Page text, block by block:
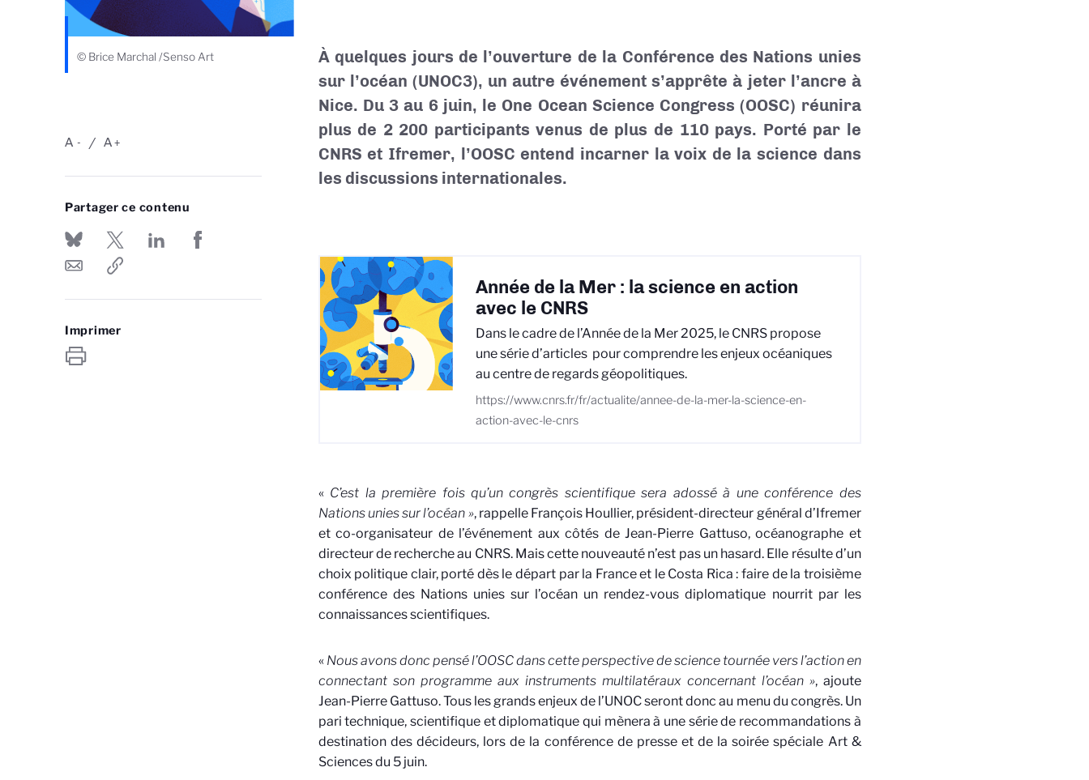
© Brice Marchal /Senso Art
-
A +
A
Partager ce contenu
Imprimer
À quelques jours de l’ouverture de la Conférence des Nations unies
sur l’océan (UNOC3), un autre événement s’apprête à jeter l’ancre à
Nice. Du 3 au 6 juin, le One Ocean Science Congress (OOSC) réunira
plus de 2 200 participants venus de plus de 110 pays. Porté par le
CNRS et Ifremer, l’OOSC entend incarner la voix de la science dans
les discussions internationales.
Année de la Mer : la science en action
avec le CNRS
Dans le cadre de l’Année de la Mer 2025, le CNRS propose
une série d’articles pour comprendre les enjeux océaniques
au centre de regards géopolitiques.
https://www.cnrs.fr/fr/actualite/annee-de-la-mer-la-science-en-
action-avec-le-cnrs
« C’est la première fois qu’un congrès scientifique sera adossé à une conférence des
Nations unies sur l’océan », rappelle François Houllier, président-directeur général d’Ifremer
et co-organisateur de l’événement aux côtés de Jean-Pierre Gattuso, océanographe et
directeur de recherche au CNRS. Mais cette nouveauté n’est pas un hasard. Elle résulte d’un
choix politique clair, porté dès le départ par la France et le Costa Rica : faire de la troisième
conférence des Nations unies sur l’océan un rendez-vous diplomatique nourrit par les
connaissances scientifiques.
« Nous avons donc pensé l’OOSC dans cette perspective de science tournée vers l’action en
connectant son programme aux instruments multilatéraux concernant l’océan », ajoute
Jean-Pierre Gattuso. Tous les grands enjeux de l’UNOC seront donc au menu du congrès. Un
pari technique, scientifique et diplomatique qui mènera à une série de recommandations à
destination des décideurs, lors de la conférence de presse et de la soirée spéciale Art &
Sciences du 5 juin.